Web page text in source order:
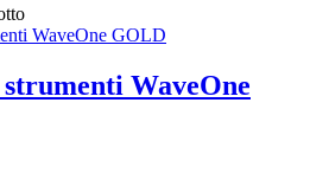
WaveOne